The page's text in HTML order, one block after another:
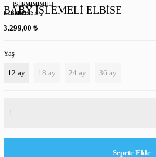
BABY İŞLEMELİ ELBİSE
3.299,00 ₺
Yaş
12 ay 18 ay 24 ay 36 ay
Sepete Ekle